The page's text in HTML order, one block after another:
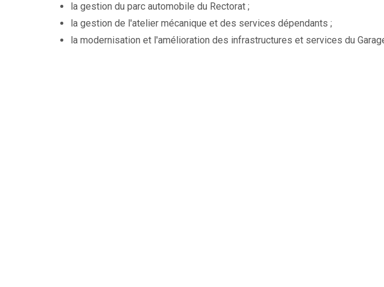
la gestion du parc automobile du Rectorat ;
la gestion de l'atelier mécanique et des services dépendants ;
la modernisation et l'amélioration des infrastructures et services du